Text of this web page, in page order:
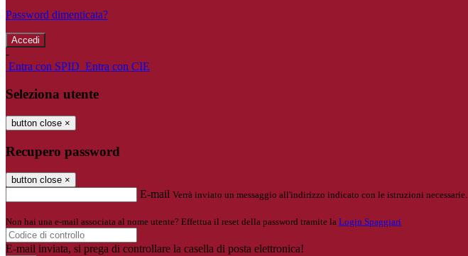
Password dimenticata?
-
Entra con SPID Entra con CIE
Seleziona utente
button close ×
Recupero password
button close ×
E-mail Verrà inviato un messaggio all'indirizzo indicato con le istruzioni necessarie.
Non hai una e-mail associata al nome utente? Effettua il reset della password tramite la Login Spaggiari
E-mail inviata, si prega di controllare la casella di posta elettronica!